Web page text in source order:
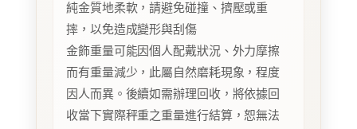
純金質地柔軟，請避免碰撞、擠壓或重
摔，以免造成變形與刮傷
金飾重量可能因個人配戴狀況、外力摩擦
而有重量減少，此屬自然磨耗現象，程度
因人而異。後續如需辦理回收，將依據回
收當下實際秤重之重量進行結算，恕無法